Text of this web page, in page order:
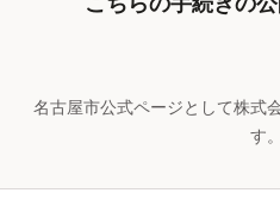
名古屋市公式ページとして株式
す。